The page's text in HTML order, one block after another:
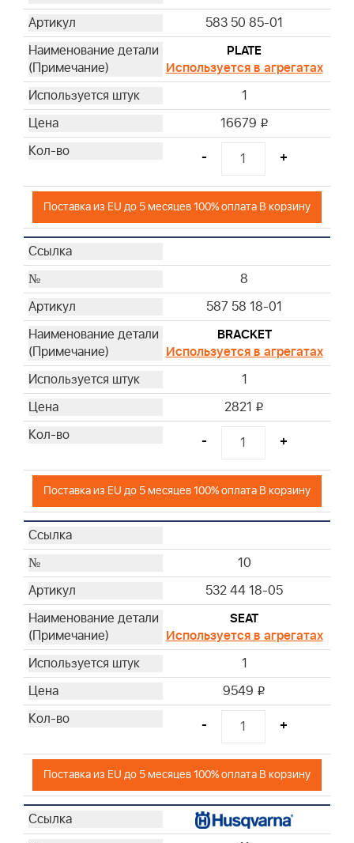
119
583 50 85-01
PLATE
Используется в агрегатах
1
16679 i
- +
Поставка из EU до 5 месяцев 100% оплата В корзину
8
587 58 18-01
BRACKET
Используется в агрегатах
1
2821 i
- +
Поставка из EU до 5 месяцев 100% оплата В корзину
10
532 44 18-05
SEAT
Используется в агрегатах
1
9549 i
- +
Поставка из EU до 5 месяцев 100% оплата В корзину